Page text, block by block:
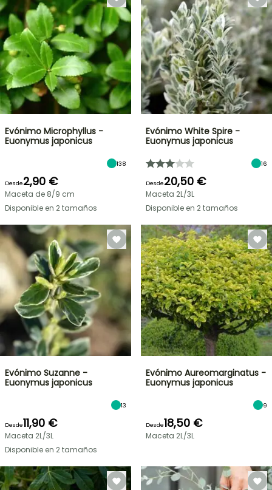
Evónimo Microphyllus -
Euonymus japonicus
138
Desde2,90 €
Maceta de 8/9 cm
Disponible en 2 tamaños
Evónimo White Spire -
Euonymus japonicus
16
Desde20,50 €
Maceta 2L/3L
Disponible en 2 tamaños
Evónimo Suzanne -
Euonymus japonicus
13
Desde11,90 €
Maceta 2L/3L
Disponible en 2 tamaños
Evónimo Aureomarginatus -
Euonymus japonicus
9
Desde18,50 €
Maceta 2L/3L